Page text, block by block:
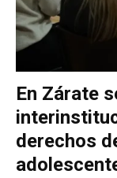
En Zárate
derechos